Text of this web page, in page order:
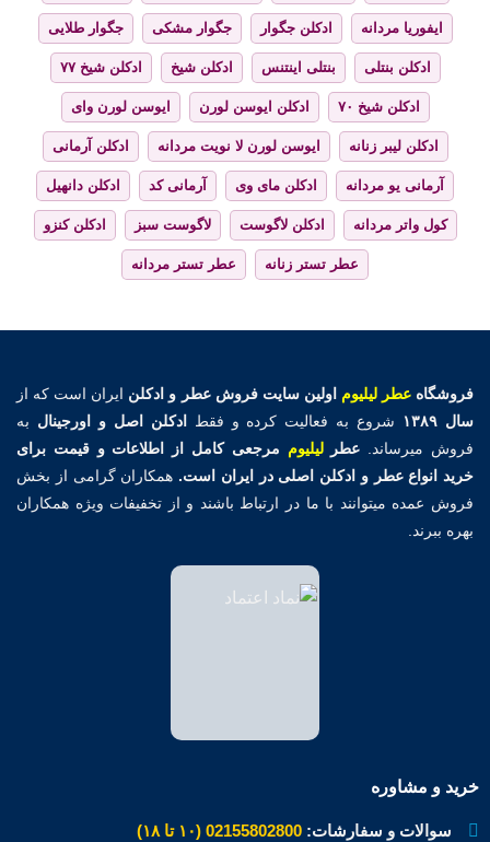
ایفوریا مردانه ادکلن جگوار جگوار مشکی جگوار طلایی
ادکلن بنتلی بنتلی اینتنس ادکلن شیخ ادکلن شیخ ۷۷
ادکلن شیخ ۷۰ ادکلن ایوسن لورن ایوسن لورن وای
ادکلن لیبر زنانه ایوسن لورن لا نویت مردانه ادکلن آرمانی
آرمانی یو مردانه ادکلن مای وی آرمانی کد ادکلن دانهیل
کول واتر مردانه ادکلن لاگوست لاگوست سبز ادکلن کنزو
عطر تستر زنانه عطر تستر مردانه
فروشگاهعطر لیلیوم اولین سایت فروش عطر و ادکلن ایران است که از
سال ۱۳۸۹
شروع به فعالیت کرده و فقط ادکلن اصل و اورجینال به
فروش میرساند. عطرلیلیوم مرجعی کامل از اطلاعات و قیمت برای
خرید انواع عطر و ادکلن اصلی در ایران است. همکاران گرامی از بخش
فروش عمده میتوانند با ما در ارتباط باشند و از تخفیفات ویژه همکاران
بهره ببرند.
خرید و مشاوره
سوالات و سفارشات: 02155802800 (۱۰ تا ۱۸)